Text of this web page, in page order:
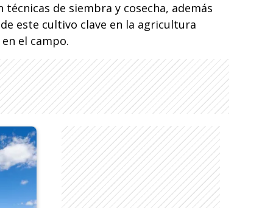
de siembra y cosecha, además
este cultivo clave en la agricultura
el campo.